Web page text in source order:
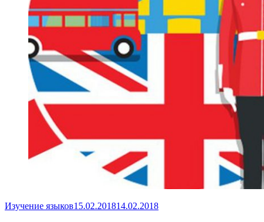
Изучение языковОпубликовано
15.02.201814.02.2018